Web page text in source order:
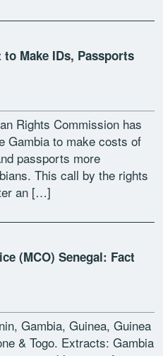
Make IDs, Passports
Rights Commission has
Gambia to make costs of
passports more
This call by the rights
an […]
(MCO) Senegal: Fact
Gambia, Guinea, Guinea
& Togo. Extracts: Gambia